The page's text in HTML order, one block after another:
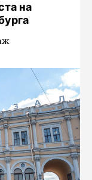
на